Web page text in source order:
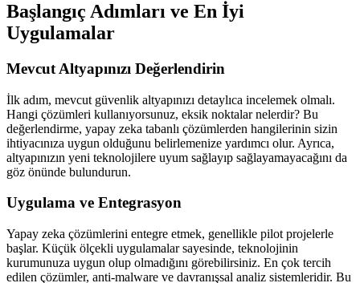
Başlangıç Adımları ve En İyi
Uygulamalar
Mevcut Altyapınızı Değerlendirin
İlk adım, mevcut güvenlik altyapınızı detaylıca incelemek olmalı.
Hangi çözümleri kullanıyorsunuz, eksik noktalar nelerdir? Bu
değerlendirme, yapay zeka tabanlı çözümlerden hangilerinin sizin
ihtiyacınıza uygun olduğunu belirlemenize yardımcı olur. Ayrıca,
altyapınızın yeni teknolojilere uyum sağlayıp sağlayamayacağını da
göz önünde bulundurun.
Uygulama ve Entegrasyon
Yapay zeka çözümlerini entegre etmek, genellikle pilot projelerle
başlar. Küçük ölçekli uygulamalar sayesinde, teknolojinin
kurumunuza uygun olup olmadığını görebilirsiniz. En çok tercih
edilen çözümler, anti-malware ve davranışsal analiz sistemleridir. Bu